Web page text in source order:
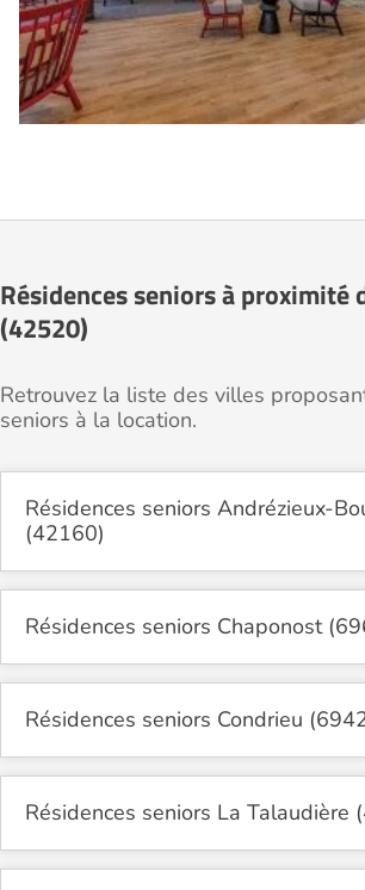
Résidences seniors à proximité
(42520)
Retrouvez la liste des villes
seniors à la location.
Résidences seniors Andrézieux-
(42160)
Résidences seniors Chaponost
Résidences seniors Condrieu
Résidences seniors La Talaudière